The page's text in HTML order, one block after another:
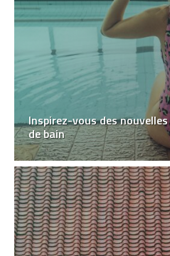
Inspirez-vous des
de bain